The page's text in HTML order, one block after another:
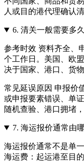
人或目的港代理确认清
6. 清关一般需要多
参考时效 资料齐全、
个工作日。美国、欧
决于国家、港口、货
常见延误原因 申报价
或申报要素错误、单
随机查验、港口拥堵
7. 海运报价通常由
海运报价通常不是单
海运费：起运港至目